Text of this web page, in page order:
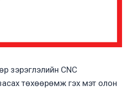
зэрэглэлийн CNC
төхөөрөмж гэх мэт олон